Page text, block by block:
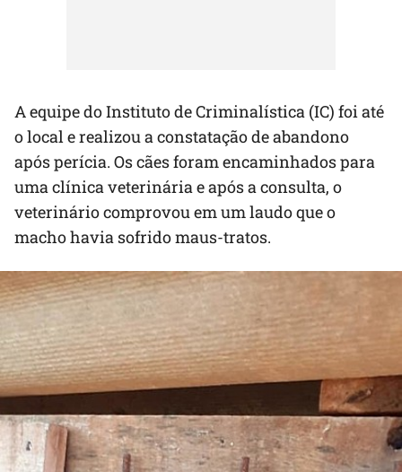
A equipe do Instituto de Criminalística (IC) foi até
o local e realizou a constatação de abandono
após perícia. Os cães foram encaminhados para
uma clínica veterinária e após a consulta, o
veterinário comprovou em um laudo que o
macho havia sofrido maus-tratos.